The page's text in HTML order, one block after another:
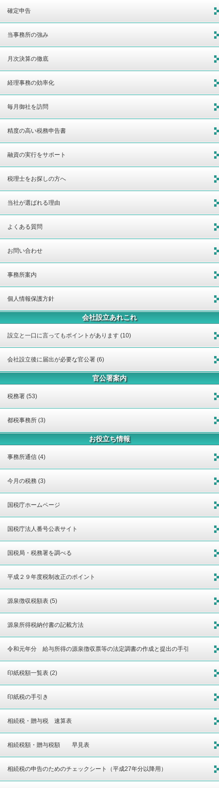
確定申告
当事務所の強み
月次決算の徹底
経理事務の効率化
毎月御社を訪問
精度の高い税務申告書
融資の実行をサポート
税理士をお探しの方へ
当社が選ばれる理由
よくある質問
お問い合わせ
事務所案内
個人情報保護方針
会社設立あれこれ
設立と一口に言ってもポイントがあります (10)
会社設立後に届出が必要な官公署 (6)
官公署案内
税務署 (53)
都税事務所 (3)
お役立ち情報
事務所通信 (4)
今月の税務 (3)
国税庁ホームページ
国税庁法人番号公表サイト
国税局・税務署を調べる
平成２９年度税制改正のポイント
源泉徴収税額表 (5)
源泉所得税納付書の記載方法
令和元年分 給与所得の源泉徴収票等の法定調書の作成と提出の手引
印紙税額一覧表 (2)
印紙税の手引き
相続税・贈与税 速算表
相続税額・贈与税額 早見表
相続税の申告のためのチェックシート（平成27年分以降用）